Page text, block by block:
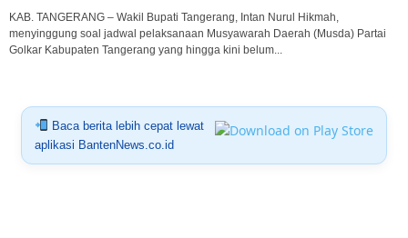
KAB. TANGERANG – Wakil Bupati Tangerang, Intan Nurul Hikmah,
menyinggung soal jadwal pelaksanaan Musyawarah Daerah (Musda) Partai
Golkar Kabupaten Tangerang yang hingga kini belum...
Baca berita lebih cepat lewat
aplikasi BantenNews.co.id